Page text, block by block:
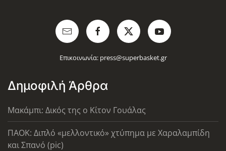
Επικοινωνία: press@superbasket.gr
Δημοφιλή Άρθρα
Μακάμπι: Δικός της ο Κίτον Γουάλας
ΠΑΟΚ: Διπλό «μελλοντικό» χτύπημα με Χαραλαμπίδη
και Σπανό (pic)